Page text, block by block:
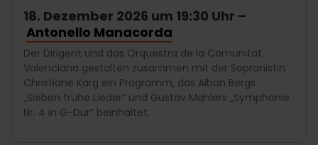
18. Dezember 2026 um 19:30 Uhr –
Antonello Manacorda
Der Dirigent und das Orquestra de la Comunitat
Valenciana gestalten zusammen mit der Sopranistin
Christiane Karg ein Programm, das Alban Bergs
„Sieben frühe Lieder“ und Gustav Mahlers „Symphonie
Nr. 4 in G-Dur“ beinhaltet.